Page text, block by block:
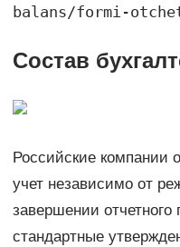
balans/formi-
Состав
Российские компании
учет независимо от
завершении отчетного
стандартные